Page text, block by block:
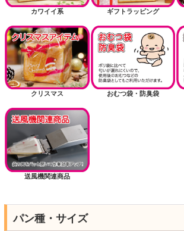
カワイイ系 ギフトラッピング
クリスマス おむつ袋・防臭袋
送風機関連商品
パン種・サイズ